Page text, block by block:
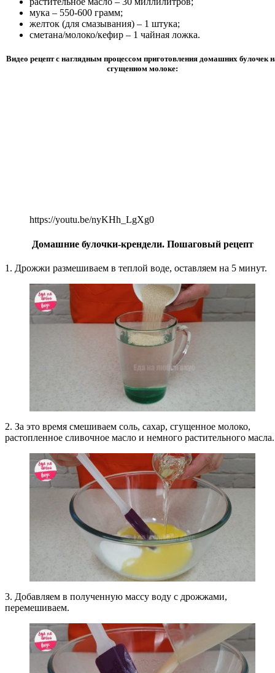
мука – 550-600 грамм;
желток (для смазывания) – 1 штука;
сметана/молоко/кефир – 1 чайная ложка.
Видео рецепт с наглядным процессом приготовления домашних булочек
сгущенном молоке:
https://youtu.be/nyKHh_LgXg0
Домашние булочки-крендели. Пошаговый рецепт
1. Дрожжи размешиваем в теплой воде, оставляем на 5 минут.
2. За это время смешиваем соль, сахар, сгущенное молоко,
растопленное сливочное масло и немного растительного масла.
3. Добавляем в полученную массу воду с дрожжами,
перемешиваем.